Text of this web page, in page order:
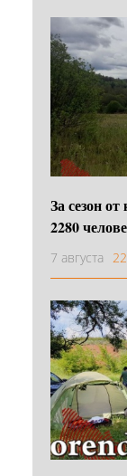
За сезон
2280
7 августа